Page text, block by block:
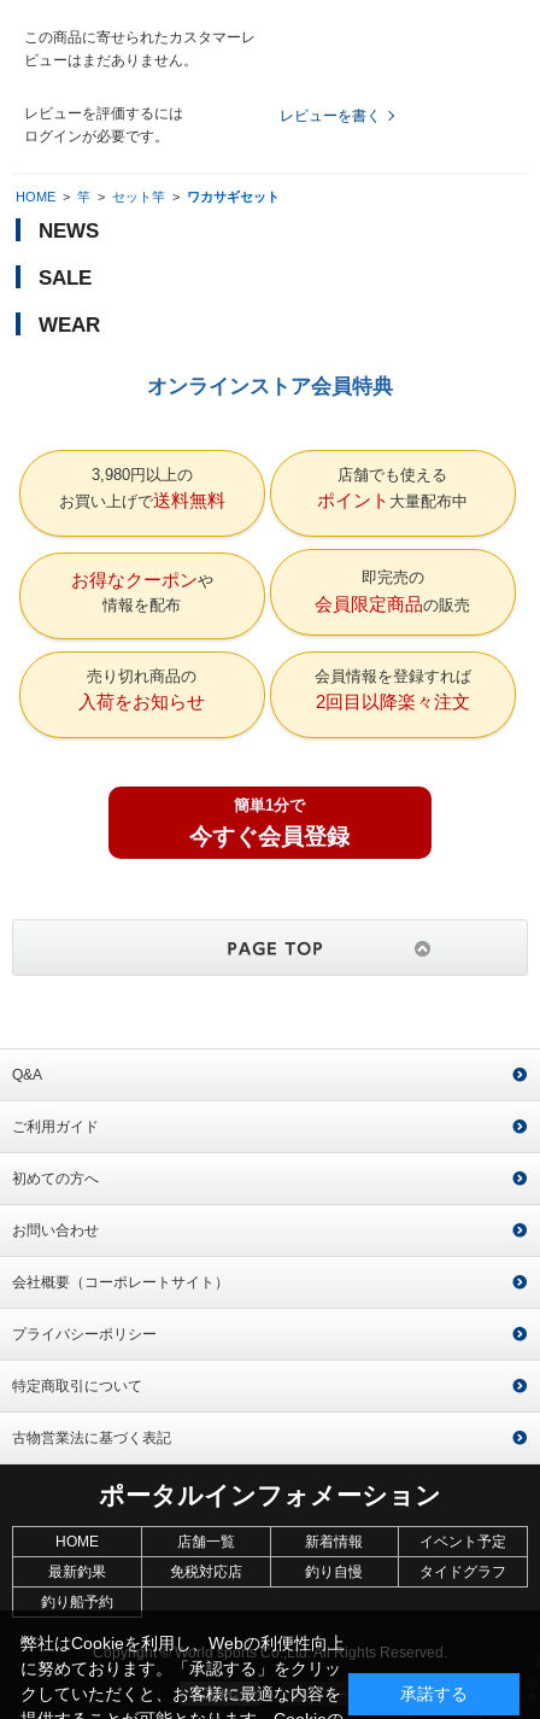
この商品に寄せられたカスタマーレ
ビューはまだありません。
レビューを評価するには
ログインが必要です。
レビューを書く
HOME > 竿 > セット竿 > ワカサギセット
NEWS
SALE
WEAR
オンラインストア会員特典
3,980円以上の
お買い上げで送料無料
店舗でも使える
ポイント 大量配布中
お得なクーポン
情報を配布
即完売の
会員限定商品の販売
売り切れ商品の
入荷をお知らせ
会員情報を登録すれば
2回目以降楽々注文
簡単1分で
今すぐ会員登録
Q&A
ご利用ガイド
初めての方へ
お問い合わせ
会社概要（コーポレートサイト）
プライバシーポリシー
特定商取引について
古物営業法に基づく表記
ポータルインフォメーション
HOME 店舗一覧 新着情報
イベント予定
最新釣果
免税対応店 釣り自慢
タイドグラフ
釣り船予約
Copyright © World sports Co.,Ltd. All Rights Reserved.
弊社はCookieを利用し、Webの利便性向上
に努めております。「承認する」をクリッ
クしていただくと、お客様に最適な内容を
承諾する